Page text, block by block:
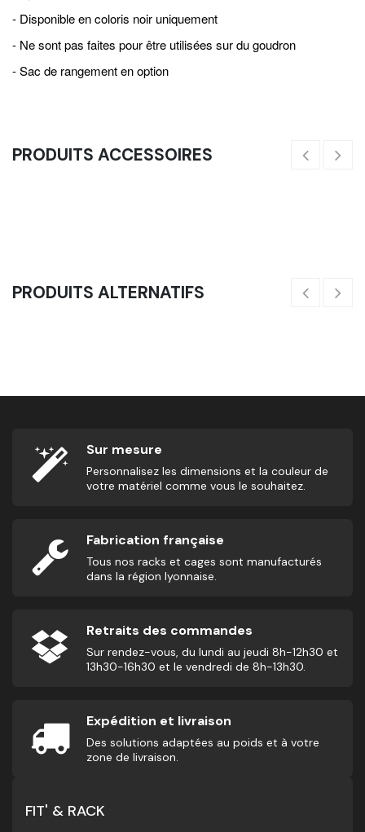
- Disponible en coloris noir uniquement
- Ne sont pas faites pour être utilisées sur du goudron
- Sac de rangement en option
PRODUITS ACCESSOIRES
PRODUITS ALTERNATIFS
Sur mesure
Personnalisez les dimensions et la couleur de
votre matériel comme vous le souhaitez.
Fabrication française
Tous nos racks et cages sont manufacturés
dans la région lyonnaise.
Retraits des commandes
Sur rendez-vous, du lundi au jeudi 8h-12h30 et
13h30-16h30 et le vendredi de 8h-13h30.
Expédition et livraison
Des solutions adaptées au poids et à votre
zone de livraison.
FIT' & RACK